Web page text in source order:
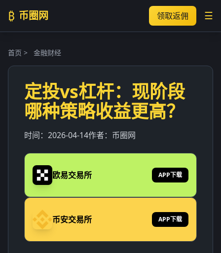
₿ 币圈网 领取返佣 ☰
首页 > 金融财经
定投vs杠杆：现阶段
哪种策略收益更高？
时间： 2026-04-14作者： 币圈网
欧易交易所 APP下载
币安交易所 APP下载